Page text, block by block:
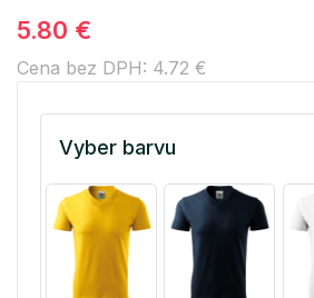
5.80 €
Cena bez DPH: 4.72 €
Vyber barvu